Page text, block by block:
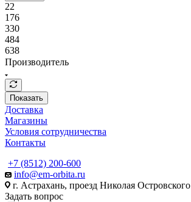
22
176
330
484
638
Производитель
Показать
Доставка
Магазины
Условия сотрудничества
Контакты
+7 (8512) 200-600
info@em-orbita.ru
г. Астрахань, проезд Николая
Задать вопрос